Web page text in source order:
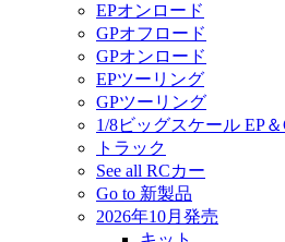
EPオンロード
GPオフロード
GPオンロード
EPツーリング
GPツーリング
1/8ビッグスケール EP
トラック
See all RCカー
Go to 新製品
2026年10月発売